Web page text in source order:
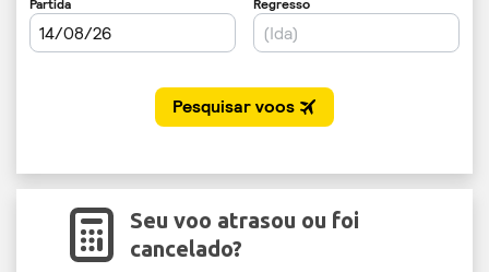
Seu voo atrasou ou foi
cancelado?